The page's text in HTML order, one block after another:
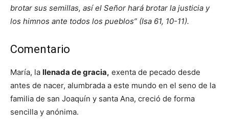
brotar sus semillas, así el Señor hará brotar la justicia y
los himnos ante todos los pueblos” (Isa 61, 10-11).
Comentario
María, la llenada de gracia, exenta de pecado desde
antes de nacer, alumbrada a este mundo en el seno de la
familia de san Joaquín y santa Ana, creció de forma
sencilla y anónima.